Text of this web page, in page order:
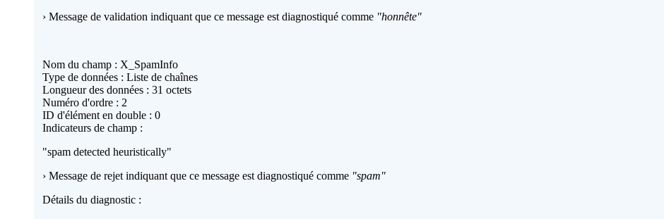
› Message de validation indiquant que ce message est diagnostiqué comme "honnête"
Nom du champ : X_SpamInfo
Type de données : Liste de chaînes
Longueur des données : 31 octets
Numéro d'ordre : 2
ID d'élément en double : 0
Indicateurs de champ :
"spam detected heuristically"
› Message de rejet indiquant que ce message est diagnostiqué comme "spam"
Détails du diagnostic :